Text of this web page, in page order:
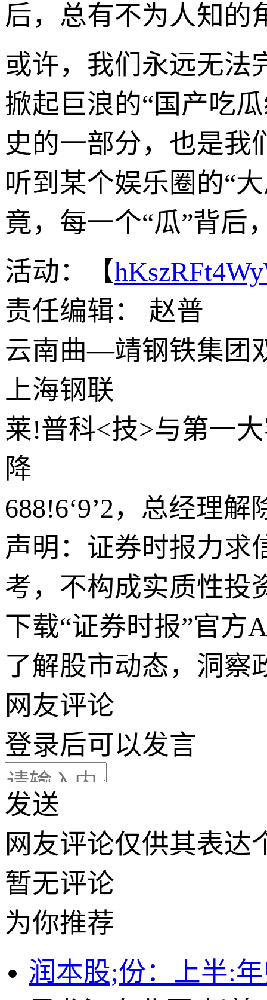
后，总有不为人知的
或许，我们永远无法
掀起巨浪的“国产吃
史的一部分，也是我
听到某个娱乐圈的“
竟，每一个“瓜”背后
活动：【
责任编辑： 赵普
云南曲—靖钢铁集团
上海钢联
莱!普科<技>与第一
降
688!6‘9’2，总经理解
声明：证券时报力求
考，不构成实质性投
下载“证券时报”官方
了解股市动态，洞察
网友评论
登录后可以发言
发送
网友评论仅供其表达
暂无评论
为你推荐
润本股;份：上半: